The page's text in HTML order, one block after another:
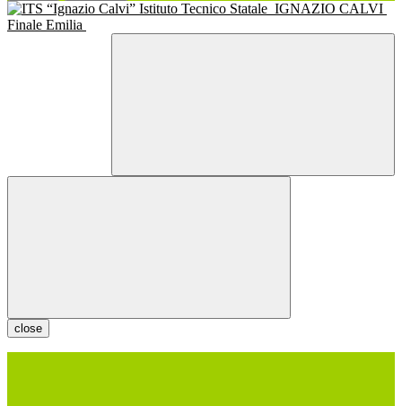
Istituto Tecnico Statale IGNAZIO CALVI
Finale Emilia
close